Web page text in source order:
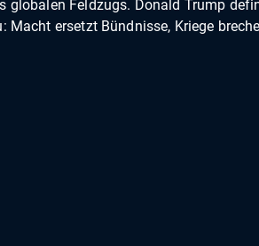
globalen Feldzugs. Donald Trump
Macht ersetzt Bündnisse, Kriege